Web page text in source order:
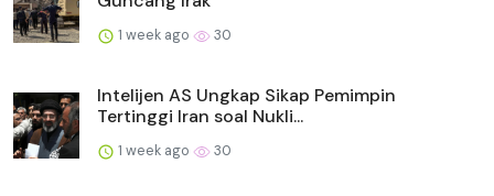
1 week ago 30
Intelijen AS Ungkap Sikap Pemimpin
Tertinggi Iran soal Nukli...
1 week ago 30